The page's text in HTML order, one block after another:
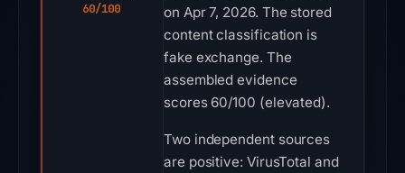
60/100
on Apr 7, 2026. The stored
content classification is
fake exchange. The
assembled evidence
scores 60/100 (elevated).
Two independent sources
are positive: VirusTotal and